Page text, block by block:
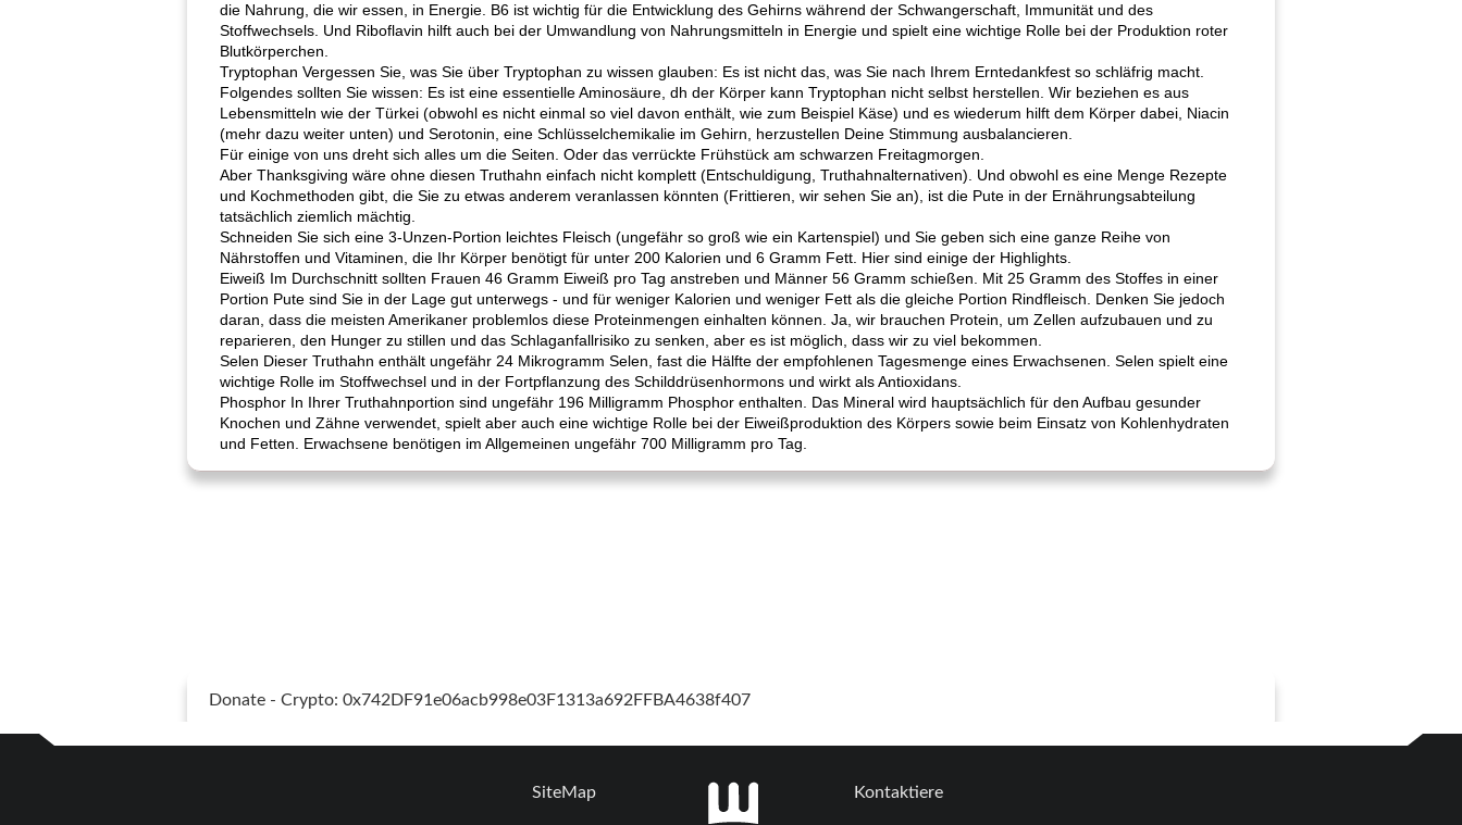
die Nahrung, die wir essen, in Energie. B6 ist wichtig für die Entwicklung des Gehirns während der Schwangerschaft, Immunität und des
Stoffwechsels. Und Riboflavin hilft auch bei der Umwandlung von Nahrungsmitteln in Energie und spielt eine wichtige Rolle bei der Produktion roter
Blutkörperchen.
Tryptophan Vergessen Sie, was Sie über Tryptophan zu wissen glauben: Es ist nicht das, was Sie nach Ihrem Erntedankfest so schläfrig macht.
Folgendes sollten Sie wissen: Es ist eine essentielle Aminosäure, dh der Körper kann Tryptophan nicht selbst herstellen. Wir beziehen es aus
Lebensmitteln wie der Türkei (obwohl es nicht einmal so viel davon enthält, wie zum Beispiel Käse) und es wiederum hilft dem Körper dabei, Niacin
(mehr dazu weiter unten) und Serotonin, eine Schlüsselchemikalie im Gehirn, herzustellen Deine Stimmung ausbalancieren.
Für einige von uns dreht sich alles um die Seiten. Oder das verrückte Frühstück am schwarzen Freitagmorgen.
Aber Thanksgiving wäre ohne diesen Truthahn einfach nicht komplett (Entschuldigung, Truthahnalternativen). Und obwohl es eine Menge Rezepte
und Kochmethoden gibt, die Sie zu etwas anderem veranlassen könnten (Frittieren, wir sehen Sie an), ist die Pute in der Ernährungsabteilung
tatsächlich ziemlich mächtig.
Schneiden Sie sich eine 3-Unzen-Portion leichtes Fleisch (ungefähr so ​​groß wie ein Kartenspiel) und Sie geben sich eine ganze Reihe von
Nährstoffen und Vitaminen, die Ihr Körper benötigt für unter 200 Kalorien und 6 Gramm Fett. Hier sind einige der Highlights.
Eiweiß Im Durchschnitt sollten Frauen 46 Gramm Eiweiß pro Tag anstreben und Männer 56 Gramm schießen. Mit 25 Gramm des Stoffes in einer
Portion Pute sind Sie in der Lage gut unterwegs - und für weniger Kalorien und weniger Fett als die gleiche Portion Rindfleisch. Denken Sie jedoch
daran, dass die meisten Amerikaner problemlos diese Proteinmengen einhalten können. Ja, wir brauchen Protein, um Zellen aufzubauen und zu
reparieren, den Hunger zu stillen und das Schlaganfallrisiko zu senken, aber es ist möglich, dass wir zu viel bekommen.
Selen Dieser Truthahn enthält ungefähr 24 Mikrogramm Selen, fast die Hälfte der empfohlenen Tagesmenge eines Erwachsenen. Selen spielt eine
wichtige Rolle im Stoffwechsel und in der Fortpflanzung des Schilddrüsenhormons und wirkt als Antioxidans.
Phosphor In Ihrer Truthahnportion sind ungefähr 196 Milligramm Phosphor enthalten. Das Mineral wird hauptsächlich für den Aufbau gesunder
Knochen und Zähne verwendet, spielt aber auch eine wichtige Rolle bei der Eiweißproduktion des Körpers sowie beim Einsatz von Kohlenhydraten
und Fetten. Erwachsene benötigen im Allgemeinen ungefähr 700 Milligramm pro Tag.
Donate - Crypto: 0x742DF91e06acb998e03F1313a692FFBA4638f407
SiteMap Kontaktiere